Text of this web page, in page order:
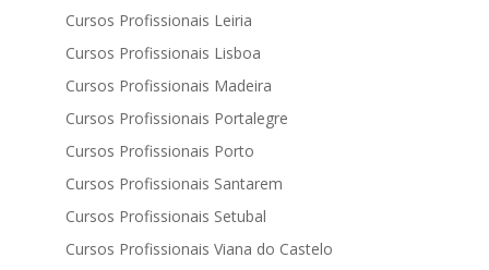
Cursos Profissionais Leiria
Cursos Profissionais Lisboa
Cursos Profissionais Madeira
Cursos Profissionais Portalegre
Cursos Profissionais Porto
Cursos Profissionais Santarem
Cursos Profissionais Setubal
Cursos Profissionais Viana do Castelo